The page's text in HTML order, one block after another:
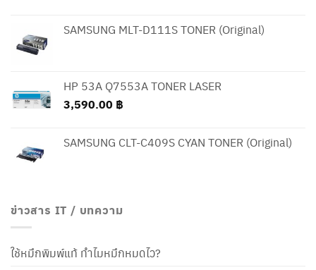
SAMSUNG MLT-D111S TONER (Original)
HP 53A Q7553A TONER LASER
3,590.00 ฿
SAMSUNG CLT-C409S CYAN TONER (Original)
ข่าวสาร IT / บทความ
ใช้หมึกพิมพ์แท้ ทำไมหมึกหมดไว?